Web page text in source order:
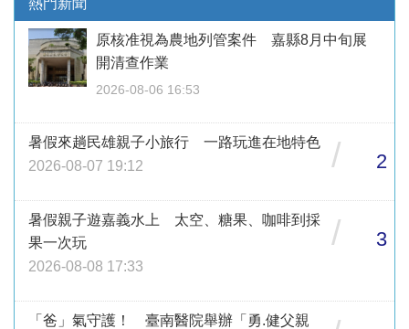
原核准視為農地列管案件 嘉縣8月中旬展
開清查作業
2026-08-06 16:53
暑假來趟民雄親子小旅行 一路玩進在地特色
2026-08-07 19:12
/ 2
暑假親子遊嘉義水上 太空、糖果、咖啡到採
果一次玩
2026-08-08 17:33
/ 3
「爸」氣守護！ 臺南醫院舉辦「勇.健父親